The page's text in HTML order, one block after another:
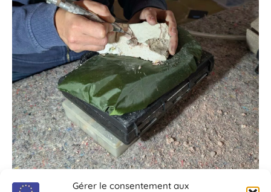
Gérer le consentement aux